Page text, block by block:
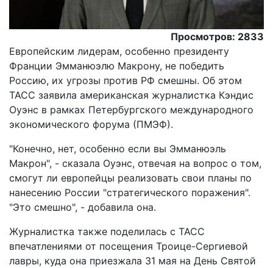
Просмотров: 2833
Европейским лидерам, особенно президенту
Франции Эмманюэлю Макрону, не победить
Россию, их угрозы против РФ смешны. Об этом
ТАСС заявила американская журналистка Кэндис
Оуэнс в рамках Петербургского международного
экономического форума (ПМЭФ).
"Конечно, нет, особенно если вы Эмманюэль
Макрон", - сказала Оуэнс, отвечая на вопрос о том,
смогут ли европейцы реализовать свои планы по
нанесению России "стратегического поражения".
"Это смешно", - добавила она.
Журналистка также поделилась с ТАСС
впечатлениями от посещения Троице-Сергиевой
лавры, куда она приезжала 31 мая на День Святой